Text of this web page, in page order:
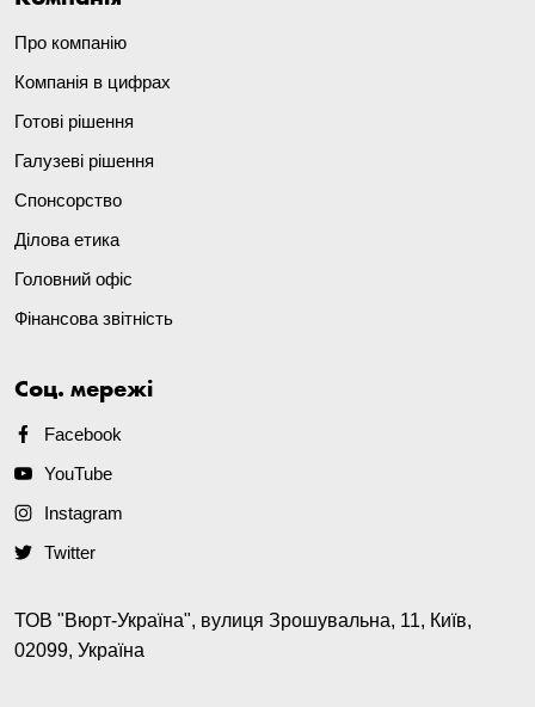
Про компанію
Компанія в цифрах
Готові рішення
Галузеві рішення
Спонсорство
Ділова етика
Головний офіс
Фінансова звітність
Соц. мережі
Facebook
YouTube
Instagram
Twitter
ТОВ "Вюрт-Україна", вулиця Зрошувальна, 11, Київ,
02099, Україна